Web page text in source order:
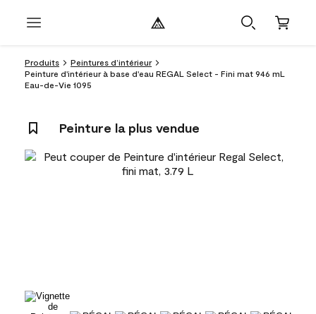
Produits
Peintures d’intérieur
Peinture d'intérieur à base d'eau REGAL Select - Fini mat 946 mL
Eau-de-Vie 1095
Peinture la plus vendue